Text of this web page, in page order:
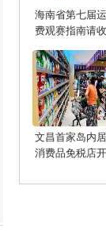
海南省第七届
费观赛指南请
文昌首家岛内
消费品免税店